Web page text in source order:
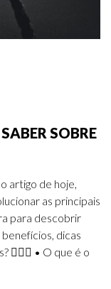
SOBRE
artigo de hoje,
as principais
para descobrir
dicas
🏃‍♀️✨ • O que é o